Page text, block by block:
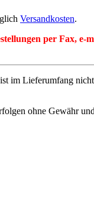
Versandkosten.
per Fax,
im Lieferumfang
ohne Gewähr